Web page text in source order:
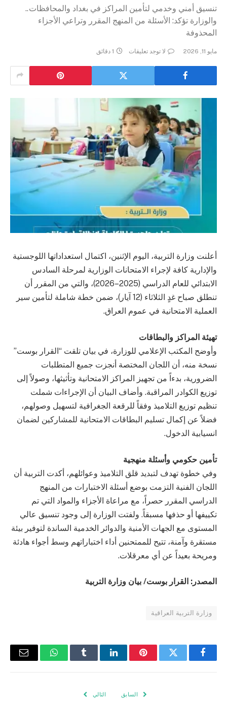
تنسيق أمني وخدمي لتأمين المراكز في بغداد والمحافظات..
والوزارة تؤكد: الأسئلة من المنهج المقرر وتراعي الأجزاء
المحذوفة
مايو 11, 2026 لا توجد تعليقات 1 دقائق
أعلنت وزارة التربية، اليوم الإثنين، اكتمال استعداداتها اللوجستية
والإدارية كافة لإجراء الامتحانات الوزارية لمرحلة السادس
الابتدائي للعام الدراسي (2025–2026)، والتي من المقرر أن
تنطلق صباح غدٍ الثلاثاء (12 آيار)، ضمن خطة شاملة لتأمين سير
العملية الامتحانية في عموم العراق.
تهيئة المراكز والبطاقات
وأوضح المكتب الإعلامي للوزارة، في بيان تلقت “القرار بوست”
نسخة منه، أن اللجان المختصة أنجزت جميع المتطلبات
الضرورية، بدءاً من تجهيز المراكز الامتحانية وتأثيثها، وصولاً إلى
توزيع الكوادر المراقبة. وأضاف البيان أن الإجراءات شملت
تنظيم توزيع التلاميذ وفقاً للرقعة الجغرافية لتسهيل وصولهم،
فضلاً عن إكمال تسليم البطاقات الامتحانية للمشاركين لضمان
انسيابية الدخول.
تأمين حكومي وأسئلة منهجية
وفي خطوة تهدف لتبديد قلق التلاميذ وعوائلهم، أكدت التربية أن
اللجان الفنية التزمت بوضع أسئلة الاختبارات من المنهج
الدراسي المقرر حصراً، مع مراعاة الأجزاء والمواد التي تم
تكييفها أو حذفها مسبقاً. ولفتت الوزارة إلى وجود تنسيق عالي
المستوى مع الجهات الأمنية والدوائر الخدمية الساندة لتوفير بيئة
مستقرة وآمنة، تتيح للممتحنين أداء اختباراتهم وسط أجواء هادئة
ومريحة بعيداً عن أي معرقلات.
المصدر: القرار بوست/ بيان وزارة التربية
وزارة التربية العراقية
فيسبوكتويتر بينتيريستلينكدإن Tumblr واتسابالبريد
السابق التالي